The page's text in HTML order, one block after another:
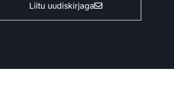
Liitu uudiskirjaga